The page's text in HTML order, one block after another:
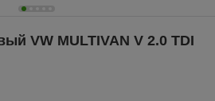
VW MULTIVAN V 2.0 TDI